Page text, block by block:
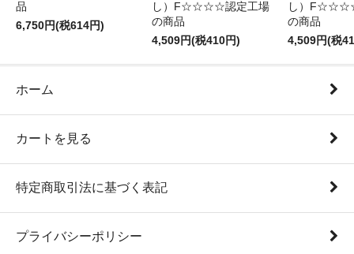
品
6,750円(税614円)
し）F☆☆☆☆認定工場
の商品
4,509円(税410円)
し）
の商品
4,509円(税
ホーム
カートを見る
特定商取引法に基づく表記
プライバシーポリシー